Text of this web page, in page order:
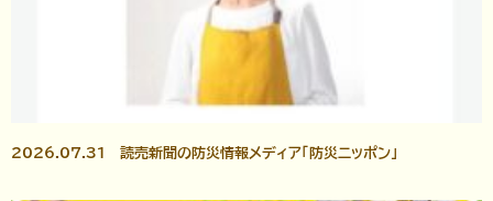
2026.07.31 読売新聞の防災情報メディア「防災ニッポン」